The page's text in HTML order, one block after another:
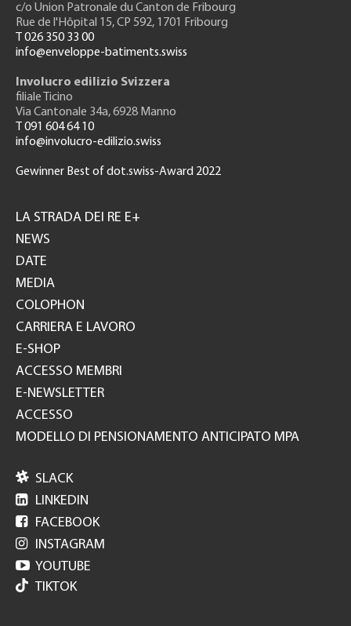
c/o Union Patronale du Canton de Fribourg
Rue de l'Hôpital 15, CP 592, 1701 Fribourg
T 026 350 33 00
info@enveloppe-batiments.swiss
Involucro edilizio Svizzera
filiale Ticino
Via Cantonale 34a, 6928 Manno
T 091 604 64 10
info@involucro-edilizio.swiss
Gewinner Best of dot.swiss-Award 2022
GH
LA STRADA DEI RE E+
NEWS
DATE
MEDIA
COLOPHON
CARRIERA E LAVORO
E-SHOP
ACCESSO MEMBRI
E-NEWSLETTER
ACCESSO
MODELLO DI PENSIONAMENTO ANTICIPATO MPA
 SLACK
 LINKEDIN
 FACEBOOK
 INSTAGRAM
 YOUTUBE
TIKTOK